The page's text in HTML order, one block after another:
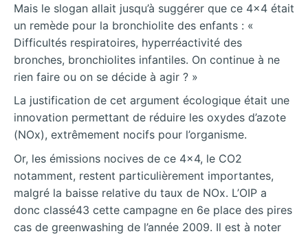
Mais le slogan allait jusqu’à suggérer que ce 4×4 était
un remède pour la bronchiolite des enfants : «
Difficultés respiratoires, hyperréactivité des
bronches, bronchiolites infantiles. On continue à ne
rien faire ou on se décide à agir ? »
La justification de cet argument écologique était une
innovation permettant de réduire les oxydes d’azote
(NOx), extrêmement nocifs pour l’organisme.
Or, les émissions nocives de ce 4×4, le CO2
notamment, restent particulièrement importantes,
malgré la baisse relative du taux de NOx. L’OIP a
donc classé43 cette campagne en 6e place des pires
cas de greenwashing de l’année 2009. Il est à noter